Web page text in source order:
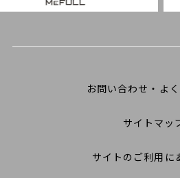
お問い合わせ・よ
サイトマッ
サイトのご利用に